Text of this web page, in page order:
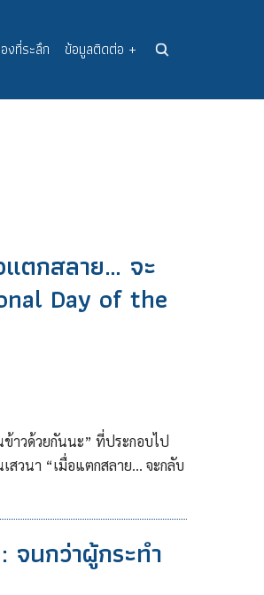
งที่ระลึก ข้อมูลติดต่อ +
ตกสลาย… จะ
Day of the
ข้าวด้วยกันนะ” ที่ประกอบไป
สวนา “เมื่อแตกสลาย… จะกลับ
จนกว่าผู้กระทำ